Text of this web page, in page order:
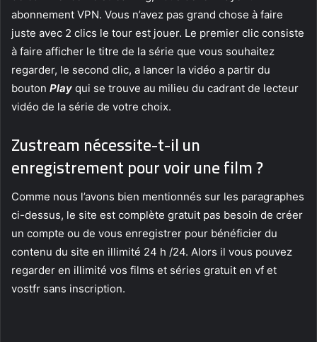
abonnement VPN. Vous n’avez pas grand chose à faire
juste avec 2 clics le tour est jouer. Le premier clic consiste
à faire afficher le titre de la série que vous souhaitez
regarder, le second clic, a lancer la vidéo a partir du
bouton Play qui se trouve au milieu du cadrant de lecteur
vidéo de la série de votre choix.
Zustream nécessite-t-il un
enregistrement pour voir une film ?
Comme nous l’avons bien mentionnés sur les paragraphes
ci-dessus, le site est complète gratuit pas besoin de créer
un compte ou de vous enregistrer pour bénéficier du
contenu du site en illimité 24 h /24. Alors il vous pouvez
regarder en illimité vos films et séries gratuit en vf et
vostfr sans inscription.